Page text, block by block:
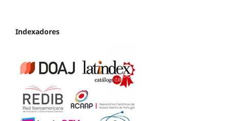
Indexadores